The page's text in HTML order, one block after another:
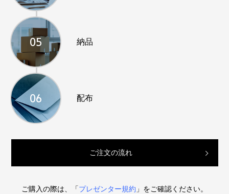
05 納品
06 配布
ご注文の流れ
ご購入の際は、「プレゼンター規約 」をご確認ください。